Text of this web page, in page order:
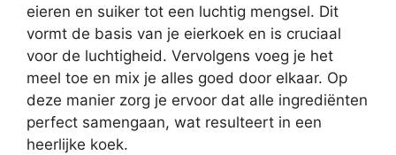
eieren en suiker tot een luchtig mengsel. Dit
vormt de basis van je eierkoek en is cruciaal
voor de luchtigheid. Vervolgens voeg je het
meel toe en mix je alles goed door elkaar. Op
deze manier zorg je ervoor dat alle ingrediënten
perfect samengaan, wat resulteert in een
heerlijke koek.